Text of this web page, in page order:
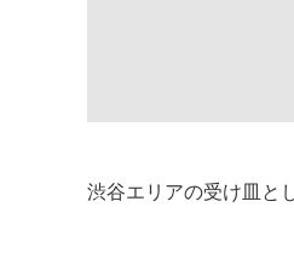
渋谷エリアの受け皿と